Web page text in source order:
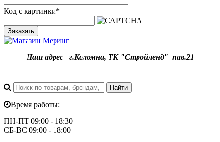
Код с картинки*
Заказать
Наш адресг.Коломна, ТК "Стройленд" пав.21
Время работы:
ПН-ПТ 09:00 - 18:30
СБ-ВС 09:00 - 18:00